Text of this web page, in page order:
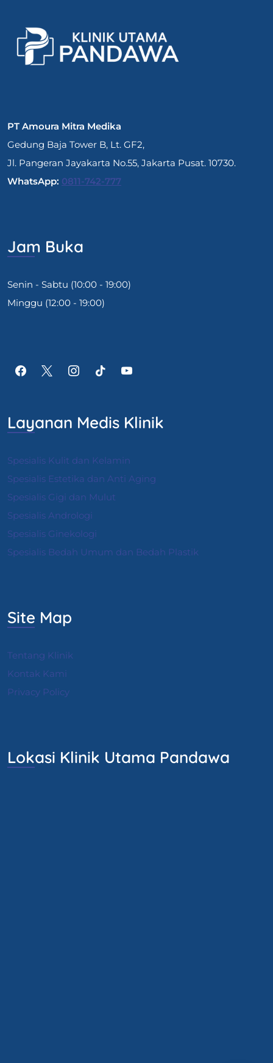
PT Amoura Mitra Medika
Gedung Baja Tower B, Lt. GF2,
Jl. Pangeran Jayakarta No.55, Jakarta Pusat. 10730.
WhatsApp: 0811-742-777
Jam Buka
Senin - Sabtu (10:00 - 19:00)
Minggu (12:00 - 19:00)
Layanan Medis Klinik
Spesialis Kulit dan Kelamin
Spesialis Estetika dan Anti Aging
Spesialis Gigi dan Mulut
Spesialis Andrologi
Spesialis Ginekologi
Spesialis Bedah Umum dan Bedah Plastik
Site Map
Tentang Klinik
Kontak Kami
Privacy Policy
Lokasi Klinik Utama Pandawa